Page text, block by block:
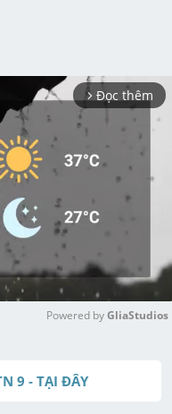
arrow_forward_ios Đọc thêm
Powered by GliaStudios
9 - TẠI ĐÂY